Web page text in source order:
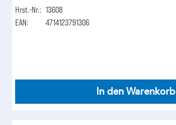
Hrst.-Nr.: 13608
EAN:
4714123791306
In den Warenkorb